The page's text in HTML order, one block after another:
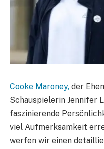
Cooke Maroney, der
Schauspielerin Jennifer
faszinierende
viel Aufmerksamkeit
werfen wir einen